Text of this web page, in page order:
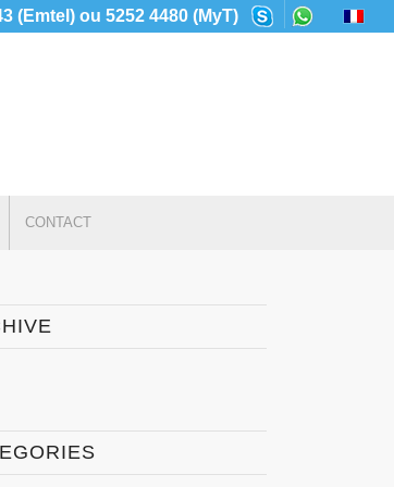
(Emtel) ou 5252 4480 (MyT)
CONTACT